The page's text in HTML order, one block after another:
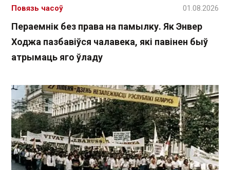
Пераемнік без права на памылку. Як Энвер
Ходжа пазбавіўся чалавека, які павінен быў
атрымаць яго ўладу
Повязь часоў 01.08.2026